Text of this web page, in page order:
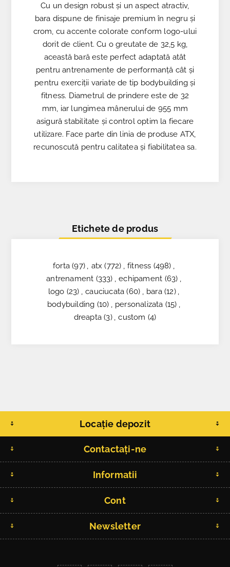
Cu un design robust și un aspect atractiv,
bara dispune de finisaje premium în negru și
crom, cu accente colorate conform logo-ului
dorit de client. Cu o greutate de 32,5 kg,
această bară este perfect adaptată atât
pentru antrenamente de performanță cât și
pentru exerciții variate de tip bodybuilding și
fitness. Diametrul de prindere este de 32
mm, iar lungimea mânerului de 955 mm
asigură stabilitate și control optim la fiecare
utilizare. Face parte din linia de produse ATX,
recunoscută pentru calitatea și fiabilitatea sa.
Etichete de produs
forta (97) , atx (772) , fitness (498) ,
antrenament (333) , echipament (63) ,
logo (23) , cauciucata (60) , bara (12) ,
bodybuilding (10) , personalizata (15) ,
dreapta (3) , custom (4)
Locație depozit
Contactați-ne
Informatii
Cont
Newsletter